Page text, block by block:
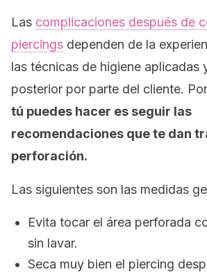
Las complicaciones después de
piercings dependen de la
las técnicas de higiene aplicadas
posterior por parte del cliente.
tú puedes hacer es seguir las
recomendaciones que te dan
perforación.
Las siguientes son las medidas
Evita tocar el área perforada
sin lavar.
Seca muy bien el piercing